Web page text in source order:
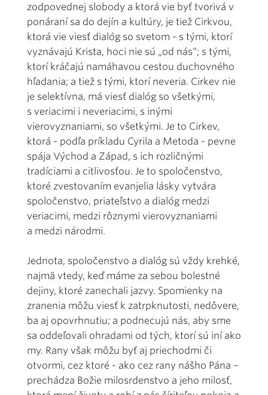
zodpovednej slobody a ktorá vie byť tvorivá v
ponáraní sa do dejín a kultúry, je tiež Cirkvou,
ktorá vie viesť dialóg so svetom - s tými, ktorí
vyznávajú Krista, hoci nie sú „od nás“; s tými,
ktorí kráčajú namáhavou cestou duchovného
hľadania; a tiež s tými, ktorí neveria. Cirkev nie
je selektívna, má viesť dialóg so všetkými,
s veriacimi i neveriacimi, s inými
vierovyznaniami, so všetkými. Je to Cirkev,
ktorá - podľa príkladu Cyrila a Metoda - pevne
spája Východ a Západ, s ich rozličnými
tradíciami a citlivosťou. Je to spoločenstvo,
ktoré zvestovaním evanjelia lásky vytvára
spoločenstvo, priateľstvo a dialóg medzi
veriacimi, medzi rôznymi vierovyznaniami
a medzi národmi.
Jednota, spoločenstvo a dialóg sú vždy krehké,
najmä vtedy, keď máme za sebou bolestné
dejiny, ktoré zanechali jazvy. Spomienky na
zranenia môžu viesť k zatrpknutosti, nedôvere,
ba aj opovrhnutiu; a podnecujú nás, aby sme
sa oddeľovali ohradami od tých, ktorí sú iní ako
my. Rany však môžu byť aj priechodmi či
otvormi, cez ktoré - ako cez rany nášho Pána –
prechádza Božie milosrdenstvo a jeho milosť,